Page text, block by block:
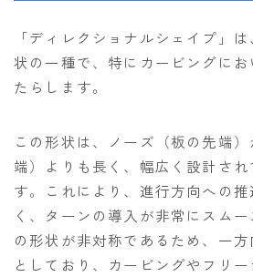
「ディレクショナルシェイプ」
状の一種で、特にカービングに
たらします。
この形状は、ノーズ（板の先端
端）よりも長く、幅広く設計さ
す。これにより、進行方向への
く、ターンの導入が非常にスム
の形状が非対称であるため、一
としており、カービングやフリ